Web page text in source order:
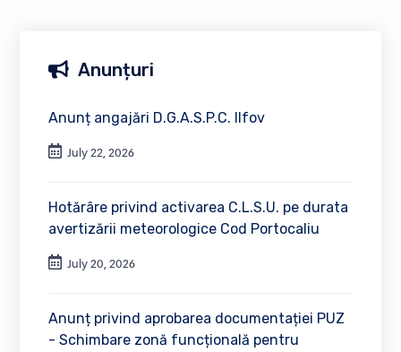
Anunțuri
Anunț angajări D.G.A.S.P.C. Ilfov
July 22, 2026
Hotărâre privind activarea C.L.S.U. pe durata
avertizării meteorologice Cod Portocaliu
July 20, 2026
Anunț privind aprobarea documentației PUZ
- Schimbare zonă funcțională pentru